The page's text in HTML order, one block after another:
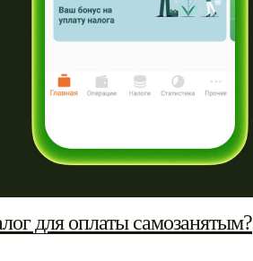
для оплаты самозанятым?